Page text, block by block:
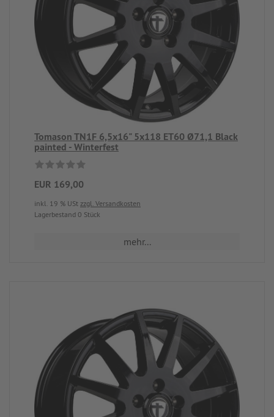
Tomason TN1F 6,5x16" 5x118 ET60 Ø71,1 Black
painted - Winterfest
EUR 169,00
inkl. 19 % USt zzgl. Versandkosten
Lagerbestand 0 Stück
mehr...